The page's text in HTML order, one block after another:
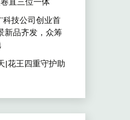
科技公司创业首
新品齐发，众筹
|花王四重守护助